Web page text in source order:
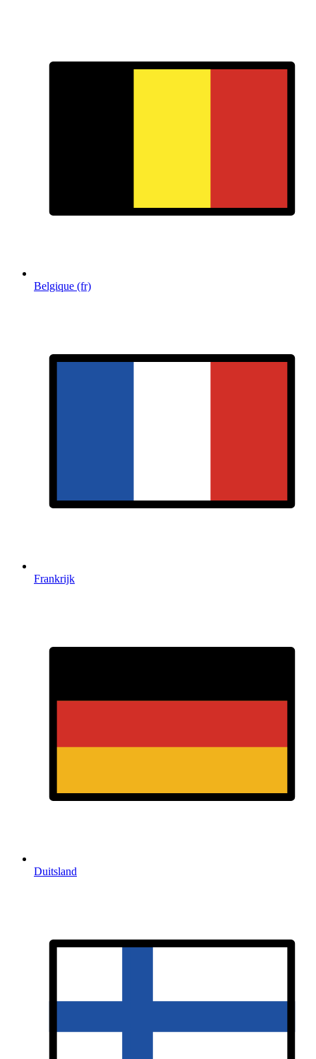
Belgique (fr)
Frankrijk
Duitsland